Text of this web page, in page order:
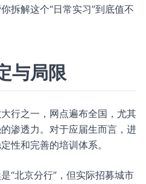
拆解这个“日常实习”到底值不
与局限
行之一，网点遍布全国，尤其
渗透力。对于应届生而言，进
性和完善的培训体系。
“北京分行”，但实际招募城市